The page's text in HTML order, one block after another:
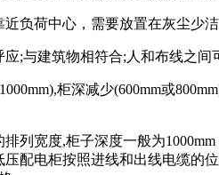
近负荷中心，需要放置在灰尘少
;与建筑物相符合;人和布线之间
柜深减少(600mm或
列宽度,柜子深度一般为
配电柜按照进线和出线电缆的